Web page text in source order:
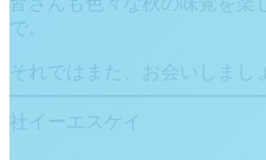
で。
それではまた、お会いしまし
社イーエスケイ